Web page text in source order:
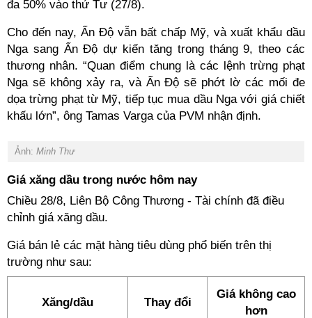
đa 50% vào thứ Tư (27/8).
Cho đến nay, Ấn Độ vẫn bất chấp Mỹ, và xuất khẩu dầu
Nga sang Ấn Độ dự kiến tăng trong tháng 9, theo các
thương nhân. “Quan điểm chung là các lệnh trừng phạt
Nga sẽ không xảy ra, và Ấn Độ sẽ phớt lờ các mối đe
dọa trừng phạt từ Mỹ, tiếp tục mua dầu Nga với giá chiết
khấu lớn”, ông Tamas Varga của PVM nhận định.
Ảnh: Minh Thư
Giá xăng dầu trong nước hôm nay
Chiều 28/8, Liên Bộ Công Thương - Tài chính đã điều
chỉnh giá xăng dầu.
Giá bán lẻ các mặt hàng tiêu dùng phổ biến trên thị
trường như sau:
Xăng/dầu Thay đổi
Giá không cao
hơn